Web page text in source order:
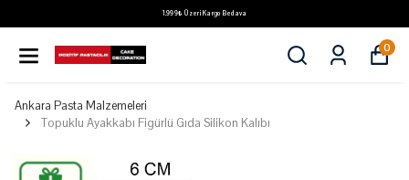
1.999₺ Üzeri Kargo Bedava
0
Ankara Pasta Malzemeleri
Topuklu Ayakkabı Figürlü Gıda Silikon Kalıbı